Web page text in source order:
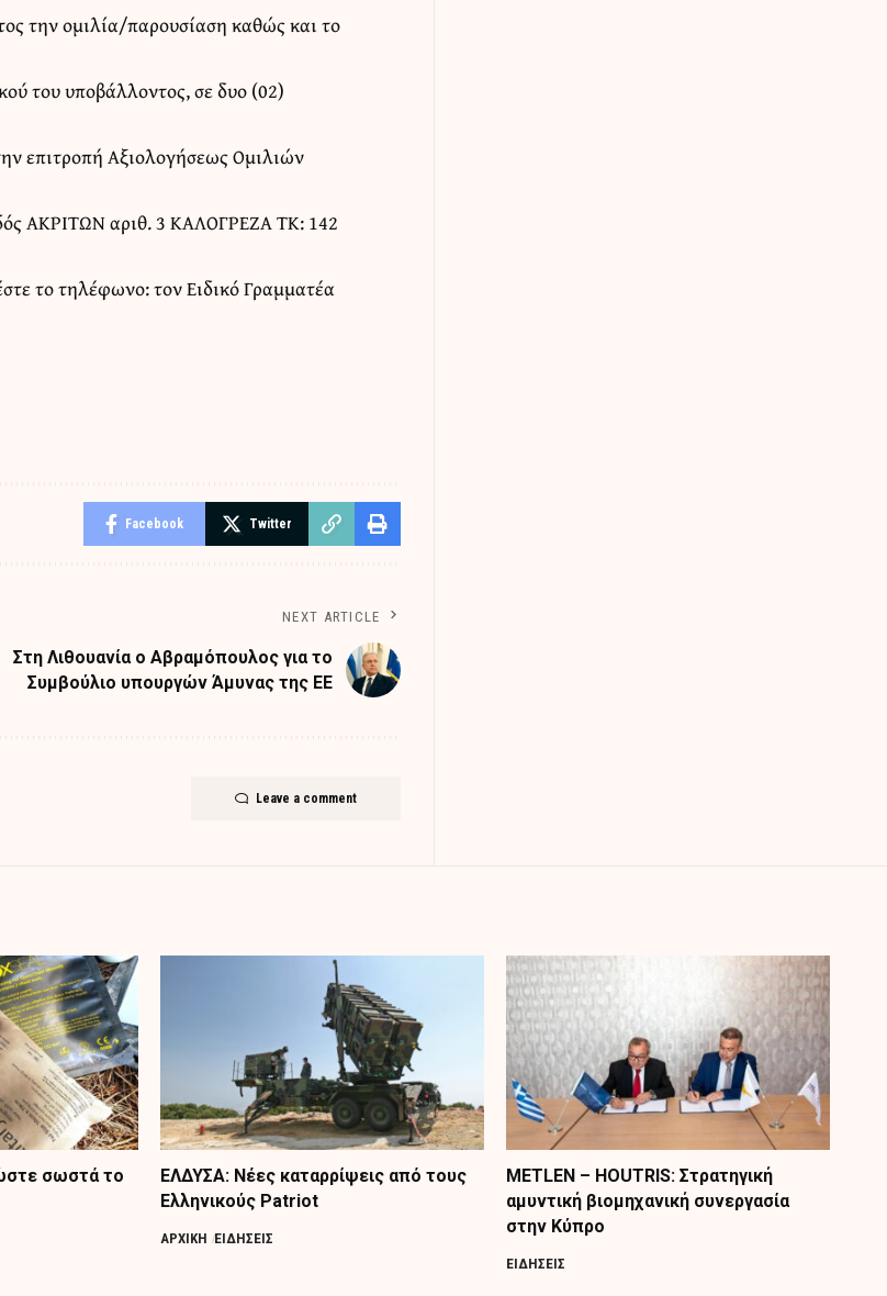
την ομιλία/παρουσίαση καθώς και το
του υποβάλλοντος, σε δυο (02)
επιτροπή Αξιολογήσεως Ομιλιών
αριθ. 3 ΚΑΛΟΓΡΕΖΑ ΤΚ: 142
το τηλέφωνο: τον Ειδικό Γραμματέα
Facebook Twitter
NEXT ARTICLE
Στη Λιθουανία ο Αβραμόπουλος για το
Συμβούλιο υπουργών Άμυνας της ΕΕ
Leave a comment
σωστά το
ΕΛΔΥΣΑ: Νέες καταρρίψεις από τους
Ελληνικούς Patriot
ΑΡΧΙΚΗ ΕΙΔΗΣΕΙΣ
METLEN – HOUTRIS: Στρατηγική
αμυντική βιομηχανική συνεργασία
στην Κύπρο
ΕΙΔΗΣΕΙΣ